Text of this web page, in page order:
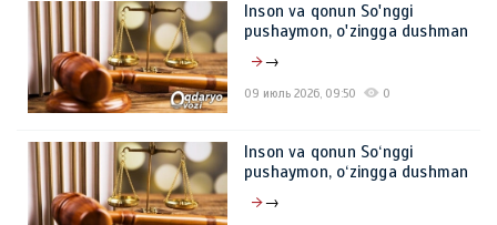
Inson va qonun So'nggi
pushaymon, o'zingga dushman
→
09 июль 2026, 09:50 0
Inson va qonun So‘nggi
pushaymon, o‘zingga dushman
→